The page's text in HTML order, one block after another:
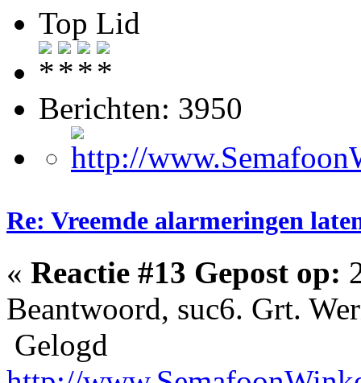
Top Lid
Berichten: 3950
Re: Vreemde alarmeringen
« Reactie #13 Gepost op:
Beantwoord, suc6. Grt.
Gelogd